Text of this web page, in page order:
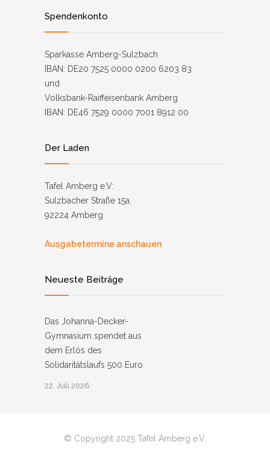
Spendenkonto
Sparkasse Amberg-Sulzbach
IBAN: DE20 7525 0000 0200 6203 83
und
Volksbank-Raiffeisenbank Amberg
IBAN: DE46 7529 0000 7001 8912 00
Der Laden
Tafel Amberg e.V:
Sulzbacher Straße 15a,
92224 Amberg
Ausgabetermine anschauen
Neueste Beiträge
Das Johanna-Decker-
Gymnasium spendet aus
dem Erlös des
Solidaritätslaufs 500 Euro
22. Juli 2026
© Copyright 2025 Tafel Amberg e.V.